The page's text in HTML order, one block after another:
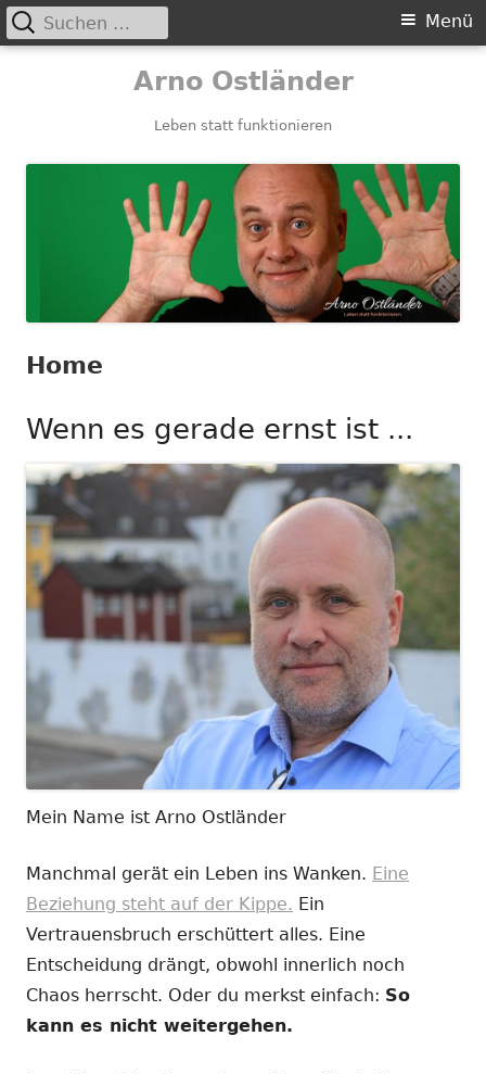
Arno Ostländer
Leben statt funktionieren
Primäres
Menü
Suchen
nach:
Home
Wenn es gerade ernst ist ...
Mein Name ist Arno Ostländer
Manchmal gerät ein Leben ins Wanken. Eine
Beziehung steht auf der Kippe. Ein
Vertrauensbruch erschüttert alles. Eine
Entscheidung drängt, obwohl innerlich noch
Chaos herrscht. Oder du merkst einfach: So
kann es nicht weitergehen.